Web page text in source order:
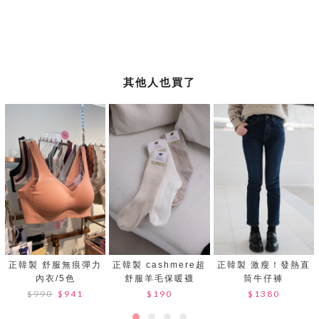
其他人也買了
正韓製 舒服無痕彈力
內衣/5色
$990 $941
正韓製 cashmere超
舒服羊毛保暖襪
$190
正韓製 激瘦！發熱直
筒牛仔褲
$1380